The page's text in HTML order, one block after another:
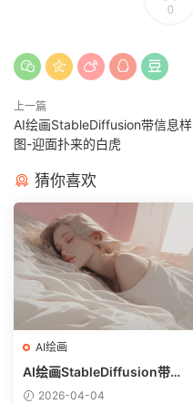
0
上一篇
AI绘画StableDiffusion带信息样
图-迎面扑来的白虎
猜你喜欢
AI绘画
AI绘画StableDiffusion带信
息样图（civitai.com网站精
2026-04-04